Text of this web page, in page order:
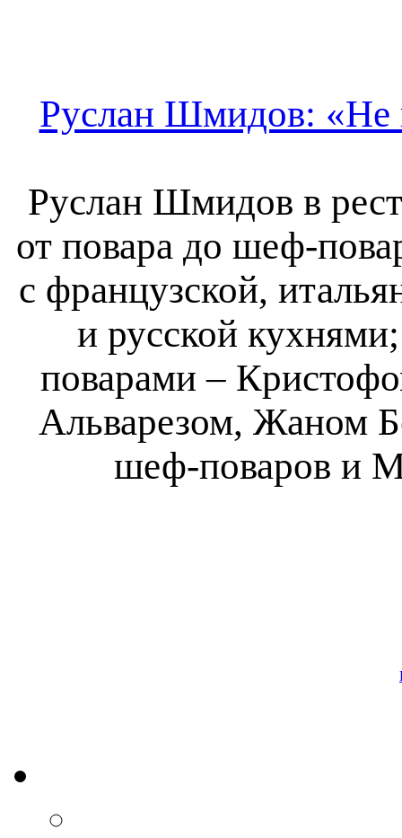
Руслан Шмидов: «Не
Руслан Шмидов в
от повара до шеф-
с французской,
и русской
поварами ‒
Альварезом, Жаном
шеф-поваров и